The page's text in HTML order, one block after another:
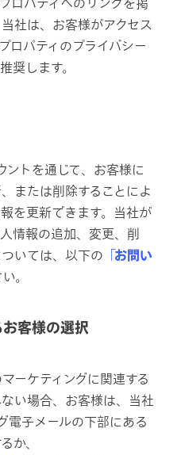
社は、お客様がアクセス
ロパティのプライバシー
奨します。
トを通じて、お客様に
または削除することによ
を更新できます。当社が
情報の追加、変更、削
いては、以下の 「お問い
。
お客様の選択
ーケティングに関連する
い場合、お客様は、当社
電子メールの下部にある
か、